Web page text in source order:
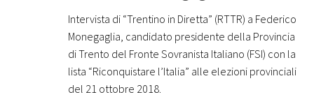
Intervista di “Trentino in Diretta” (RTTR) a Federico
Monegaglia, candidato presidente della Provincia
di Trento del Fronte Sovranista Italiano (FSI) con la
lista “Riconquistare l’Italia” alle elezioni provinciali
del 21 ottobre 2018.